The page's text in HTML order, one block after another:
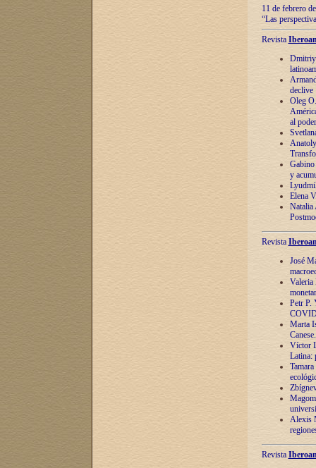
11 de febrero
“Las
Revista
Dmitriy
declive
Oleg
al poder
y
Elena
Natalia
Revista
José
Valeria
Petr P.
Marta
Víctor
Latina:
Alexis
Revista